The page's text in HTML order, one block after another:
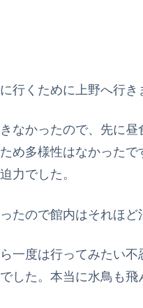
行くために上野へ行き
なかったので、先に
め多様性はなかった
力でした。
たので館内はそれほ
一度は行ってみたい
した。本当に水鳥も